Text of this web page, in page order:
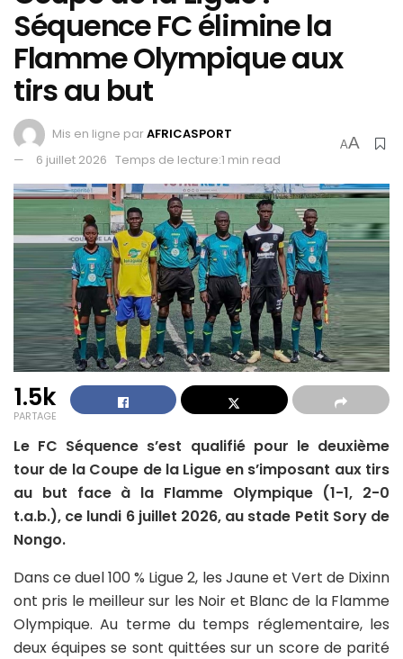
Séquence FC élimine la
Flamme Olympique aux
tirs au but
Mis en ligne parAFRICASPORT
6 juillet 2026 Temps de lecture:1 min read
AA
1.5k
PARTAGE
Le FC Séquence s’est qualifié pour le deuxième
tour de la Coupe de la Ligue en s’imposant aux tirs
au but face à la Flamme Olympique (1-1, 2-0
t.a.b.), ce lundi 6 juillet 2026, au stade Petit Sory de
Nongo.
Dans ce duel 100 % Ligue 2, les Jaune et Vert de Dixinn
ont pris le meilleur sur les Noir et Blanc de la Flamme
Olympique. Au terme du temps réglementaire, les
deux équipes se sont quittées sur un score de parité